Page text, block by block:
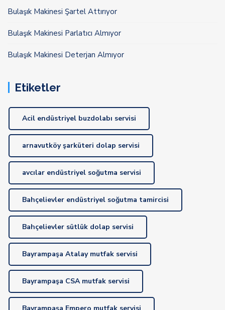
Bulaşık Makinesi Şartel Attırıyor
Bulaşık Makinesi Parlatıcı Almıyor
Bulaşık Makinesi Deterjan Almıyor
Etiketler
Acil endüstriyel buzdolabı servisi
arnavutköy şarküteri dolap servisi
avcılar endüstriyel soğutma servisi
Bahçelievler endüstriyel soğutma tamircisi
Bahçelievler sütlük dolap servisi
Bayrampaşa Atalay mutfak servisi
Bayrampaşa CSA mutfak servisi